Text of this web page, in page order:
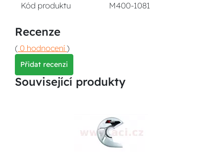
Kód produktu M400-1081
Recenze
( 0 hodnocení )
Přidat recenzi
Související produkty